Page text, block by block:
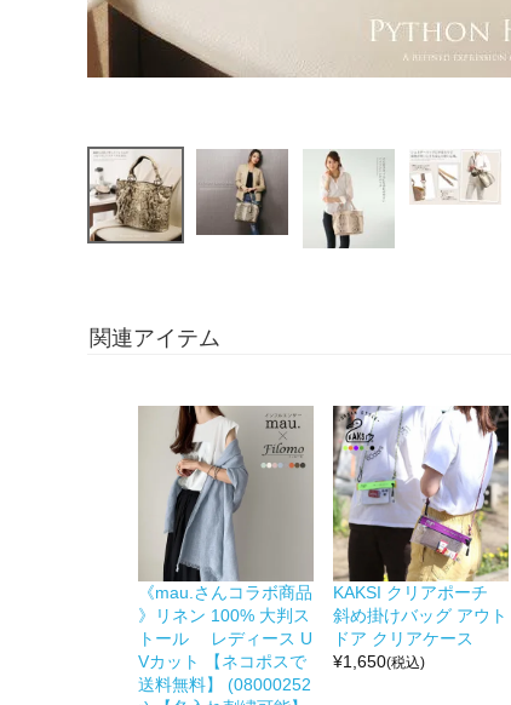
関連アイテム
《mau.さんコラボ商品
》リネン 100% 大判ス
トール レディース U
Vカット 【ネコポスで
送料無料】 (08000252
KAKSI クリアポーチ
斜め掛けバッグ アウト
ドア クリアケース
¥1,650(税込)